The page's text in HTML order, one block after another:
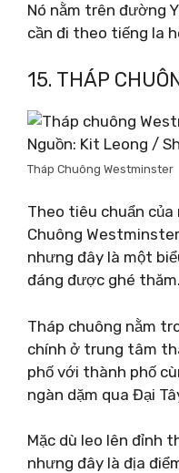
Nó nằm trên đường
cần đi theo tiếng la
15. THÁP
Nguồn: Kit Leong /
Tháp Chuông Westminster
Theo tiêu chuẩn của
Chuông
nhưng đây là một
đáng được ghé thăm.
Tháp chuông nằm
chính ở trung tâm
phố với thành phố
ngàn dặm qua Đại
Mặc dù leo lên đỉnh
nhưng đây là địa